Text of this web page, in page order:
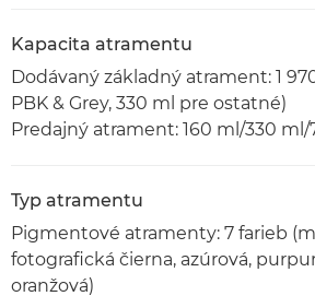
Kapacita atramentu
Dodávaný základný atrament: 1
PBK & Grey, 330 ml pre ostatné)
Predajný atrament: 160 ml/330 ml/
Typ atramentu
Pigmentové atramenty: 7 farieb
fotografická čierna, azúrová,
oranžová)